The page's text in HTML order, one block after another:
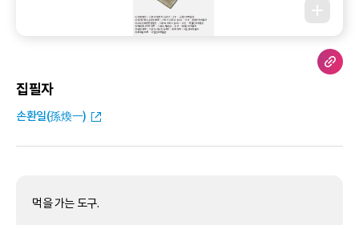
집필자
손환일(孫煥一)
먹을 가는 도구.